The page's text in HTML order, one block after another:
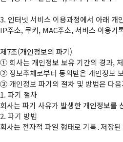
3. 인터넷 서비스 이용과정에서 아래 개
IP주소, 쿠키, MAC주소, 서비스 이용기
①
②
③ 개인정보 파기의 절차 및 방법은 다
1. 파기 절차
회사는 파기 사유가 발생한 개인정보를
2. 파기 방법
회사는 전자적 파일 형태로 기록․저장